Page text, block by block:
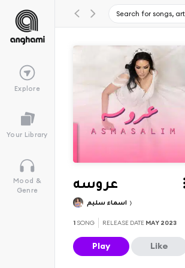
Explore
Your Library
Mood &
Genre
عروسه
1 SONG RELEASE DATE MAY 2023
Play Like